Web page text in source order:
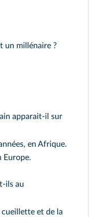
un millénaire ?
apparait-il sur
en Afrique.
Europe.
ils au
cueillette et de la